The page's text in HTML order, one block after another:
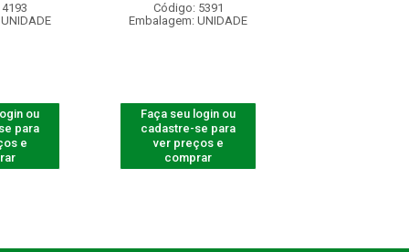
ou
para
e
Código: 5391
Embalagem: UNIDADE
Faça seu login ou
cadastre-se para
ver preços e
comprar